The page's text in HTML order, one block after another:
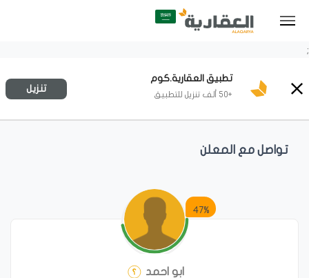
;
تطبيق العقارية.كوم
+50 ألف تنزيل للتطبيق
تنزيل
تواصل مع المعلن
47%
ابو احمد